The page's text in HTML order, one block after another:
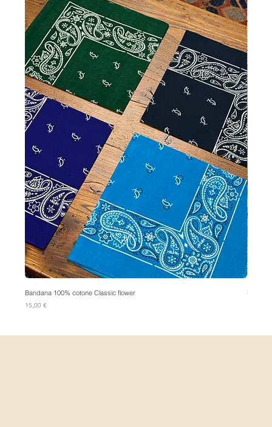
Bandana 100% cotone Classic flower
Prezzo
15,00 €